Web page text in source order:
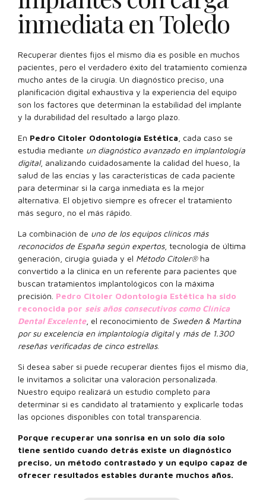
inmediata en Toledo
Recuperar dientes fijos el mismo día es posible en muchos
pacientes, pero el verdadero éxito del tratamiento comienza
mucho antes de la cirugía. Un diagnóstico preciso, una
planificación digital exhaustiva y la experiencia del equipo
son los factores que determinan la estabilidad del implante
y la durabilidad del resultado a largo plazo.
En Pedro Citoler Odontología Estética , cada caso se
estudia mediante un diagnóstico avanzado en implantología
digital, analizando cuidadosamente la calidad del hueso, la
salud de las encías y las características de cada paciente
para determinar si la carga inmediata es la mejor
alternativa. El objetivo siempre es ofrecer el tratamiento
más seguro, no el más rápido.
La combinación de uno de los equipos clínicos más
reconocidos de España según expertos, tecnología de última
generación, cirugía guiada y el Método Citoler®ha
convertido a la clínica en un referente para pacientes que
buscan tratamientos implantológicos con la máxima
precisión. Pedro Citoler Odontología Estética ha sido
reconocida por seis años consecutivos como Clínica
Dental Excelente, el reconocimiento de Sweden & Martina
por su excelencia en implantología digitaly más de 1.300
reseñas verificadas de cinco estrellas.
Si desea saber si puede recuperar dientes fijos el mismo día,
le invitamos a solicitar una valoración personalizada.
Nuestro equipo realizará un estudio completo para
determinar si es candidato al tratamiento y explicarle todas
las opciones disponibles con total transparencia.
Porque recuperar una sonrisa en un solo día solo
tiene sentido cuando detrás existe un diagnóstico
preciso, un método contrastado y un equipo capaz de
ofrecer resultados estables durante muchos años.